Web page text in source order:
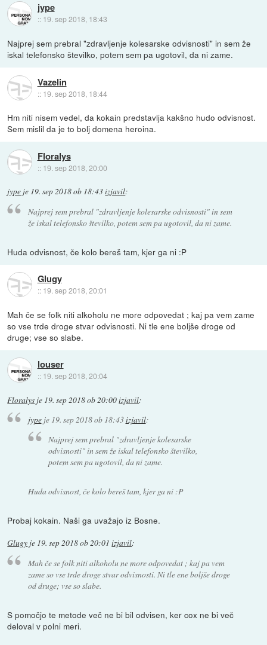
jype
:: 19. sep 2018, 18:43
Najprej sem prebral "zdravljenje kolesarske odvisnosti" in sem že
iskal telefonsko številko, potem sem pa ugotovil, da ni zame.
Vazelin
:: 19. sep 2018, 18:44
Hm niti nisem vedel, da kokain predstavlja kakšno hudo odvisnost.
Sem mislil da je to bolj domena heroina.
Floralys
:: 19. sep 2018, 20:00
jype je 19. sep 2018 ob 18:43izjavil:
Najprej sem prebral "zdravljenje kolesarske odvisnosti" in sem
že iskal telefonsko številko, potem sem pa ugotovil, da ni zame.
Huda odvisnost, če kolo bereš tam, kjer ga ni :P
Glugy
:: 19. sep 2018, 20:01
Mah če se folk niti alkoholu ne more odpovedat ; kaj pa vem zame
so vse trde droge stvar odvisnosti. Ni tle ene boljše droge od
druge; vse so slabe.
louser
:: 19. sep 2018, 20:04
Floralys je 19. sep 2018 ob 20:00izjavil:
jypeje 19. sep 2018 ob 18:43izjavil:
Najprej sem prebral "zdravljenje kolesarske
odvisnosti" in sem že iskal telefonsko številko,
potem sem pa ugotovil, da ni zame.
Huda odvisnost, če kolo bereš tam, kjer ga ni :P
Probaj kokain. Naši ga uvažajo iz Bosne.
Glugy je 19. sep 2018 ob 20:01 izjavil:
Mah če se folk niti alkoholu ne more odpovedat ; kaj pa vem
zame so vse trde droge stvar odvisnosti. Ni tle ene boljše droge
od druge; vse so slabe.
S pomočjo te metode več ne bi bil odvisen, ker cox ne bi več
deloval v polni meri.